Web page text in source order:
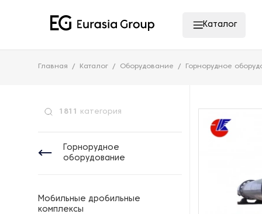
Каталог
Главная Каталог Оборудование Горнорудное
1811 категория
Горнорудное
оборудование
Мобильные дробильные
комплексы